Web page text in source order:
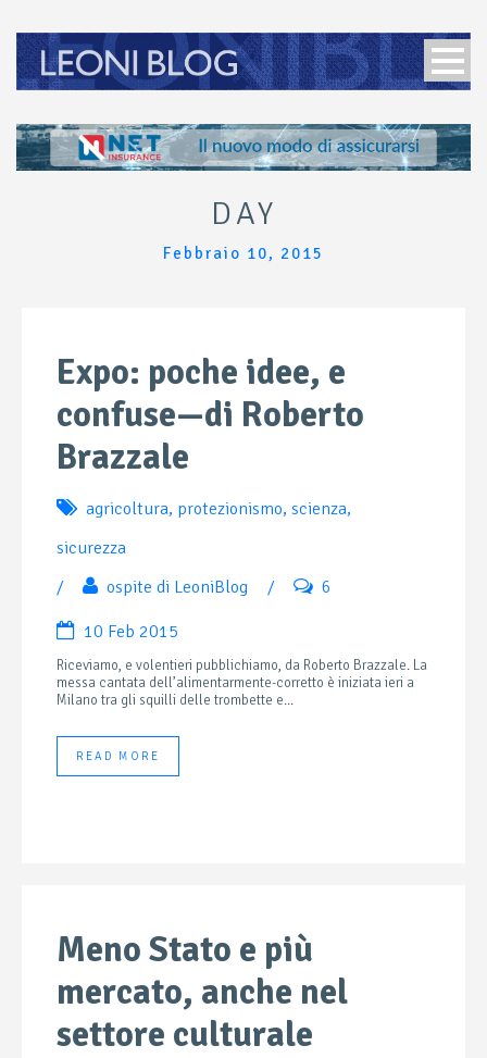
DAY
Febbraio 10, 2015
Expo: poche idee, e
confuse—di Roberto
Brazzale
agricoltura, protezionismo, scienza,
sicurezza
/
ospite di LeoniBlog / 6
10 Feb 2015
Riceviamo, e volentieri pubblichiamo, da Roberto Brazzale. La
messa cantata dell’alimentarmente-corretto è iniziata ieri a
Milano tra gli squilli delle trombette e...
READ MORE
Meno Stato e più
mercato, anche nel
settore culturale